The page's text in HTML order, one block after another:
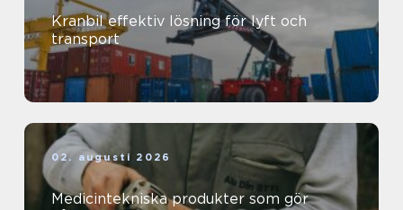
Kranbil effektiv lösning för lyft och
transport
02. augusti 2026
Medicintekniska produkter som gör